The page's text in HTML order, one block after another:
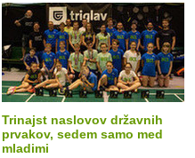
Trinajst naslovov državnih
prvakov, sedem samo med
mladimi